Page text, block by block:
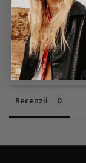
Recenzii
Este
Conectați-
produse la